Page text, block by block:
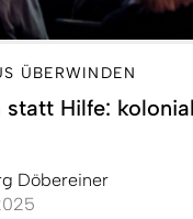
ÜBERWINDEN
statt Hilfe:
Döbereiner